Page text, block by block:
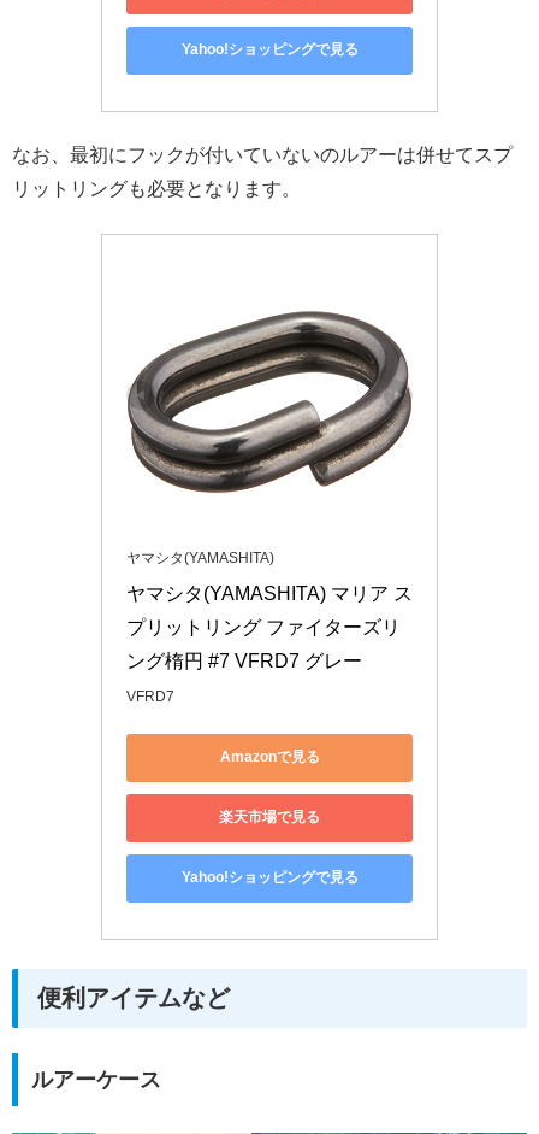
Yahoo!ショッピングで見る
なお、最初にフックが付いていないのルアーは併せてスプ
リットリングも必要となります。
ヤマシタ(YAMASHITA)
ヤマシタ(YAMASHITA) マリア ス
プリットリング ファイターズリ
ング楕円 #7 VFRD7 グレー
VFRD7
Amazonで見る
楽天市場で見る
Yahoo!ショッピングで見る
便利アイテムなど
ルアーケース